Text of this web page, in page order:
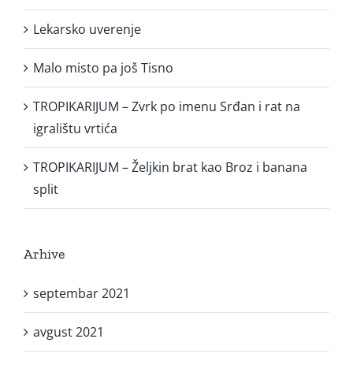
Lekarsko uverenje
Malo misto pa još Tisno
TROPIKARIJUM – Zvrk po imenu Srđan i rat na
igralištu vrtića
TROPIKARIJUM – Željkin brat kao Broz i banana
split
Arhive
septembar 2021
avgust 2021